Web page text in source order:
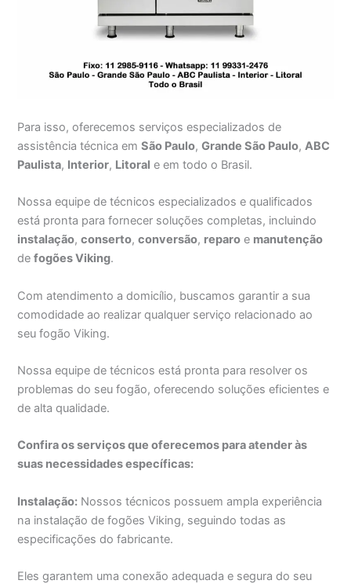
Para isso, oferecemos serviços especializados de
assistência técnica emSão Paulo,Grande São Paulo,ABC
Paulista, Interior, Litoral e em todo o Brasil.
Nossa equipe de técnicos especializados e qualificados
está pronta para fornecer soluções completas, incluindo
instalação,conserto,conversão, reparo e manutenção
defogões Viking.
Com atendimento a domicílio, buscamos garantir a sua
comodidade ao realizar qualquer serviço relacionado ao
seu fogão Viking.
Nossa equipe de técnicos está pronta para resolver os
problemas do seu fogão, oferecendo soluções eficientes e
de alta qualidade.
Confira os serviços que oferecemos para atender às
suas necessidades específicas:
Instalação: Nossos técnicos possuem ampla experiência
na instalação de fogões Viking, seguindo todas as
especificações do fabricante.
Eles garantem uma conexão adequada e segura do seu